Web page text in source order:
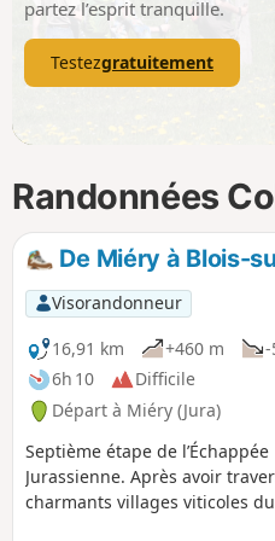
partez l’esprit tranquille.
Testezgratuitement
Randonnées
De Miéry à Blois-
Visorandonneur
16,91 km
+460 m
-
6h 10
Difficile
Départ à Miéry (Jura)
Septième étape de l’Échappée
Jurassienne. Après avoir
charmants villages viticoles